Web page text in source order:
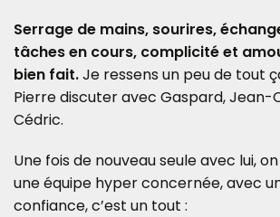
Serrage de mains, sourires,
tâches en cours, complicité et
bien fait.Je ressens un peu de tout
Pierre discuter avec Gaspard, Jean-
Cédric.
Une fois de nouveau seule avec lui,
une équipe hyper concernée, avec
confiance, c’est un tout :